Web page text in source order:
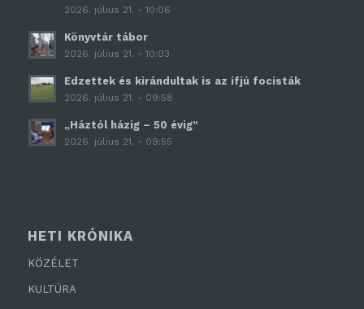
2026. július 21. - 10:06
Könyvtár tábor
2026. július 21. - 10:03
Edzettek és kirándultak is az ifjú focisták
2026. július 21. - 09:58
„Háztól házig – 50 évig”
2026. július 21. - 09:55
HETI KRÓNIKA
KÖZÉLET
KULTÚRA